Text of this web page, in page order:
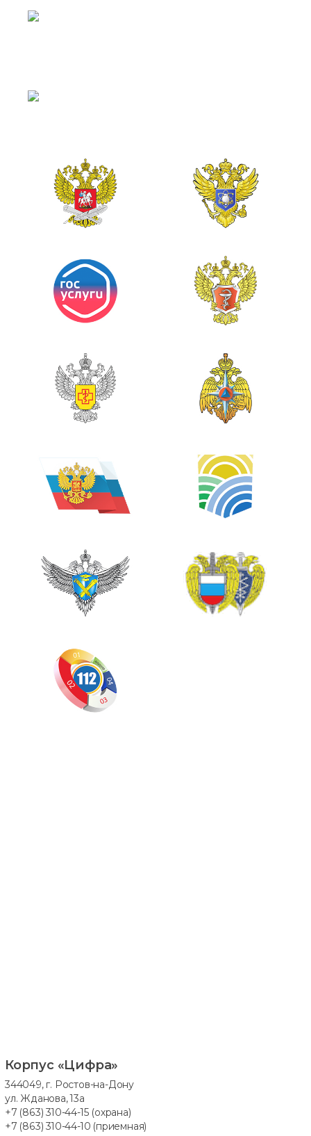
Корпус «Цифра»
344049, г. Ростов-на-Дону
ул. Жданова, 13а
+7 (863) 310-44-15 (охрана)
+7 (863) 310-44-10 (приемная)